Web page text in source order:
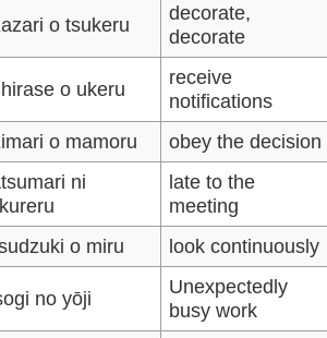
o tsukeru
decorate,
decorate
o ukeru
receive
notifications
o mamoru obey the decision
ni
late to the
meeting
o miru look continuously
no yōji
Unexpectedly
busy work